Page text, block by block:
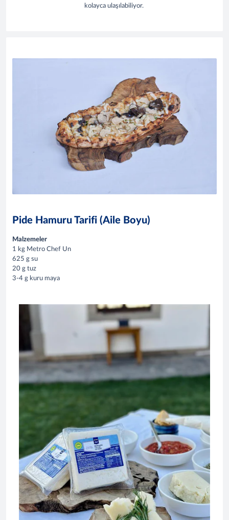
kolayca ulaşılabiliyor.
Pide Hamuru Tarifi (Aile Boyu)
Malzemeler
1 kg Metro Chef Un
625 g su
20 g tuz
3-4 g kuru maya